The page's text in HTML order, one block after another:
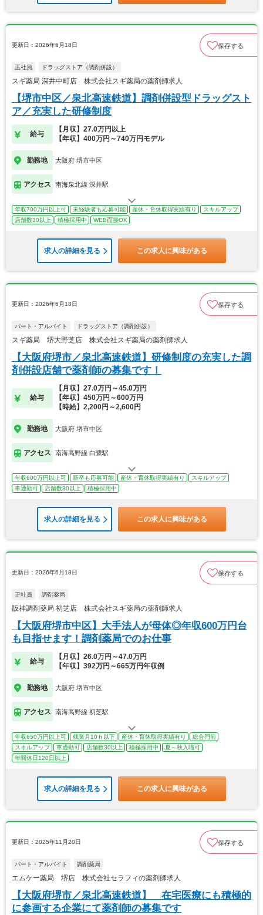
更新日：2026年6月18日 保存する
正社員 ドラッグストア（調剤併設）
スギ薬局 深井中町店 株式会社スギ薬局の薬剤師求人
【堺市中区／泉北高速鉄道】調剤併設型ドラッグスト
ア／充実した研修制度
給与
【月収】27.0万円以上
【年収】400万円～740万円モデル
勤務地 大阪府 堺市中区
アクセス 南海泉北線 深井駅
年収700万円以上可 未経験者も応募可能 産休・育休取得実績有り
スキルアップ
店舗数30以上
積極採用中 WEB面接OK
求人の詳細を見る この求人に興味がある
更新日：2026年6月18日 保存する
パート・アルバイト ドラッグストア（調剤併設）
スギ薬局 堺大野芝店 株式会社スギ薬局の薬剤師求人
【大阪府堺市／泉北高速鉄道】研修制度の充実した調
剤併設店舗で薬剤師の募集です！
給与
【月収】27.0万円～45.0万円
【年収】450万円～600万円
【時給】2,200円～2,600円
勤務地 大阪府 堺市中区
アクセス 南海高野線 白鷺駅
年収600万円以上可 新卒も応募可能 産休・育休取得実績有り
スキルアップ
車通勤可
店舗数30以上 積極採用中
求人の詳細を見る この求人に興味がある
更新日：2026年6月18日 保存する
正社員 調剤薬局
阪神調剤薬局 初芝店 株式会社スギ薬局の薬剤師求人
【大阪府堺市中区】大手法人が母体◎年収600万円台
も目指せます！調剤薬局でのお仕事
給与
【月収】26.0万円～47.0万円
【年収】392万円～665万円年収例
勤務地 大阪府 堺市中区
アクセス 南海高野線 初芝駅
年収650万円以上可 残業月10ｈ以下 産休・育休取得実績有り
総合門前
スキルアップ
車通勤可 店舗数30以上 積極採用中
夏～秋入職可
年間休日120日以上
求人の詳細を見る この求人に興味がある
更新日：2025年11月20日 保存する
パート・アルバイト 調剤薬局
エムケー薬局 堺店 株式会社セラフィの薬剤師求人
【大阪府堺市／泉北高速鉄道】 在宅医療にも積極的
に参画する企業にて薬剤師の募集です